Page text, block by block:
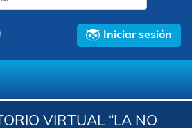
Iniciar sesión
VIRTUAL “LA NO